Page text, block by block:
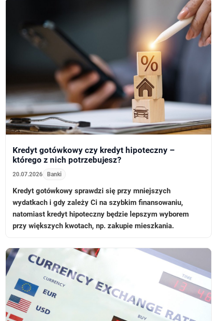
Kredyt gotówkowy czy kredyt hipoteczny –
którego z nich potrzebujesz?
20.07.2026 Banki
Kredyt gotówkowy sprawdzi się przy mniejszych
wydatkach i gdy zależy Ci na szybkim finansowaniu,
natomiast kredyt hipoteczny będzie lepszym wyborem
przy większych kwotach, np. zakupie mieszkania.